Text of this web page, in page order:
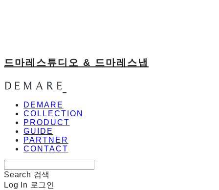
드마레스튜디오 & 드마레스냅
DEMARE
COLLECTION
PRODUCT
GUIDE
PARTNER
CONTACT
Search 검색
Log In 로그인